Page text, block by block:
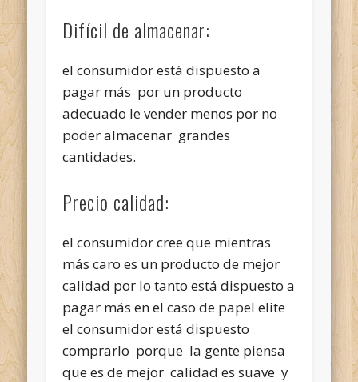
Difícil de almacenar:
el consumidor está dispuesto a
pagar más por un producto
adecuado le vender menos por no
poder almacenar grandes
cantidades.
Precio calidad:
el consumidor cree que mientras
más caro es un producto de mejor
calidad por lo tanto está dispuesto a
pagar más en el caso de papel elite
el consumidor está dispuesto
comprarlo porque la gente piensa
que es de mejor calidad es suave y